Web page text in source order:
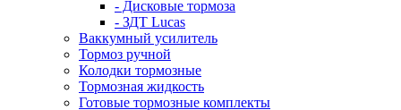
- Дисковые тормоза
- ЗДТ Lucas
Ваккумный усилитель
Тормоз ручной
Колодки тормозные
Тормозная жидкость
Готовые тормозные комплекты